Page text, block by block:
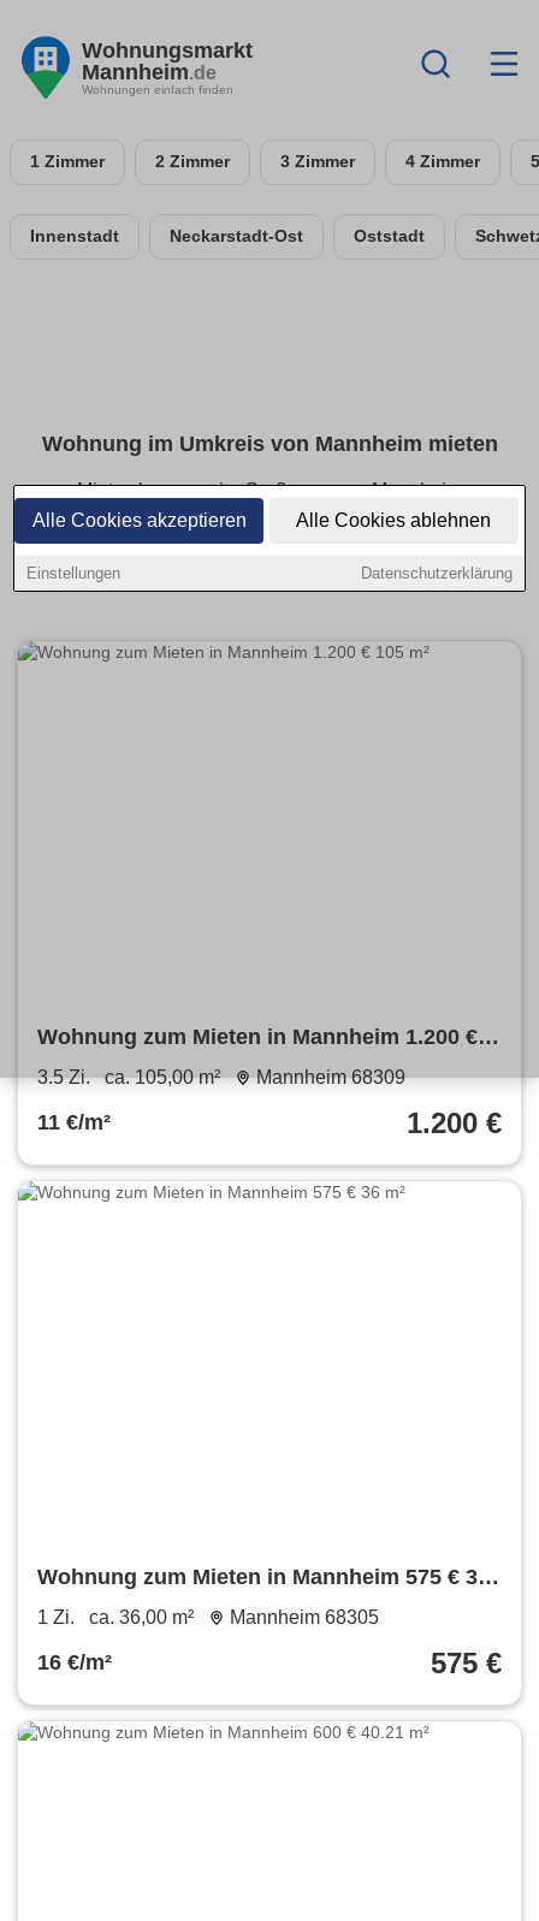
Alle Cookies akzeptieren Alle Cookies ablehnen
Einstellungen Datenschutzerklärung
Wohnungsmarkt
Mannheim.de
Wohnungen einfach finden
1 Zimmer 2 Zimmer 3 Zimmer 4 Zimmer
Innenstadt Neckarstadt-Ost Oststadt
Wohnung im Umkreis von Mannheim mieten
Mietwohnungen im Großraum von Mannheim
Aktuelle Angebote für Mietwohnungen im Umkreis von
provisionsfrei von privat oder dem Profi.
Wohnung zum Mieten in Mannheim 1.200 €
105 m²
3.5 Zi. ca. 105,00 m² Mannheim 68309
11 €/m² 1.200 €
Wohnung zum Mieten in Mannheim 575 € 36
m²
1 Zi. ca. 36,00 m² Mannheim 68305
16 €/m² 575 €